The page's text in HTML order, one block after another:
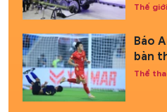
Thế giới
Báo
bàn
Thể